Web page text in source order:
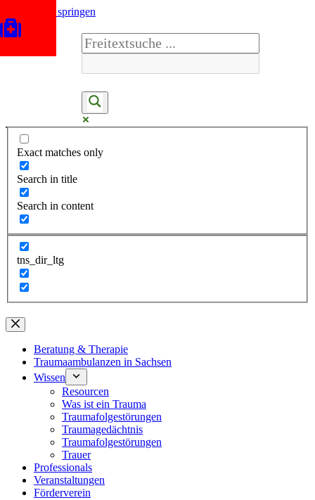
Zum Inhalt springen
Exact matches only
Search in title
Search in content
tns_dir_ltg
Beratung & Therapie
Traumaambulanzen in Sachsen
Wissen
Resourcen
Was ist ein Trauma
Traumafolgestörungen
Traumagedächtnis
Traumafolgestörungen
Trauer
Professionals
Veranstaltungen
Förderverein